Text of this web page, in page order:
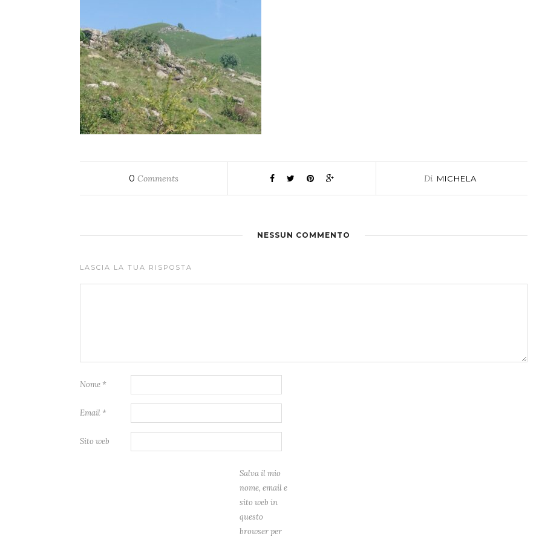
0 Comments Di MICHELA
NESSUN COMMENTO
LASCIA LA TUA RISPOSTA
Nome *
Email *
Sito web
Salva il mio
nome, email e
sito web in
questo
browser per